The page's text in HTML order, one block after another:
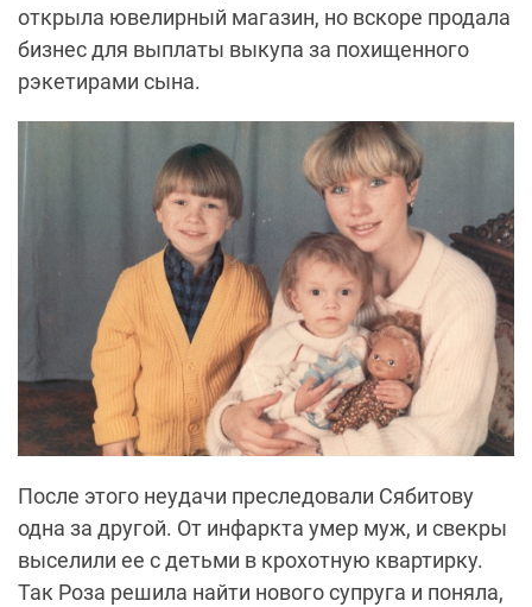
открыла ювелирный магазин, но вскоре продала
бизнес для выплаты выкупа за похищенного
рэкетирами сына.
После этого неудачи преследовали Сябитову
одна за другой. От инфаркта умер муж, и свекры
выселили ее с детьми в крохотную квартирку.
Так Роза решила найти нового супруга и поняла,